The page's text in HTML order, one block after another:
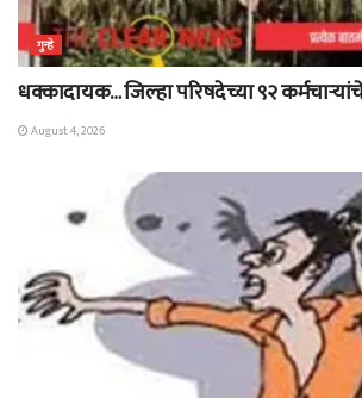
गुन्हे
धक्कादायक… जिल्हा परिषदेच्या ९२
August 4, 2026